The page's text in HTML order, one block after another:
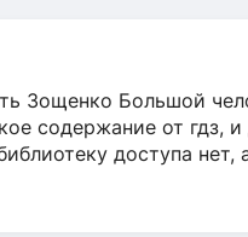
Зощенко Большой
содержание от гдз,
доступа